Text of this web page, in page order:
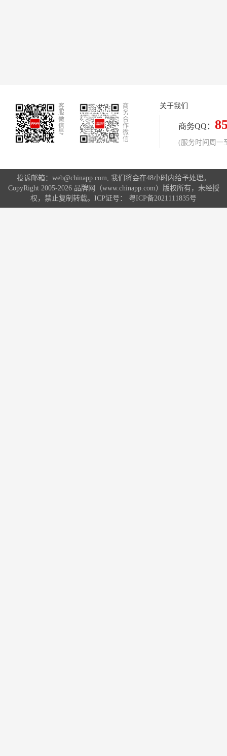
客
服
微
信
号
商
务
合
作
微
信
关于我们
商务QQ：
(服务时间周一
投诉邮箱：web@chinapp.com, 我们将会在48小时内给予处理。
CopyRight 2005-2026 品牌网（www.chinapp.com）版权所有，未经授
权，禁止复制转载。ICP证号： 粤ICP备2021111835号